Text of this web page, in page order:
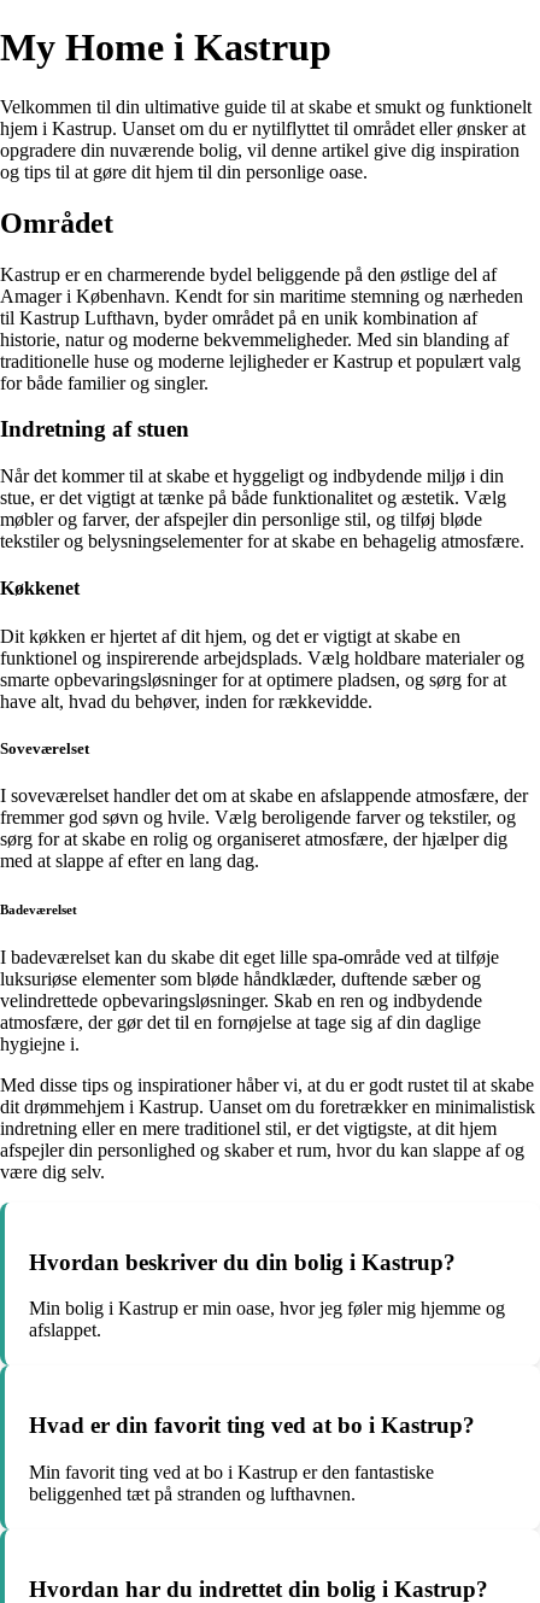
My Home i Kastrup
Velkommen til din ultimative guide til at skabe et smukt og funktionelt
hjem i Kastrup. Uanset om du er nytilflyttet til området eller ønsker at
opgradere din nuværende bolig, vil denne artikel give dig inspiration
og tips til at gøre dit hjem til din personlige oase.
Området
Kastrup er en charmerende bydel beliggende på den østlige del af
Amager i København. Kendt for sin maritime stemning og nærheden
til Kastrup Lufthavn, byder området på en unik kombination af
historie, natur og moderne bekvemmeligheder. Med sin blanding af
traditionelle huse og moderne lejligheder er Kastrup et populært valg
for både familier og singler.
Indretning af stuen
Når det kommer til at skabe et hyggeligt og indbydende miljø i din
stue, er det vigtigt at tænke på både funktionalitet og æstetik. Vælg
møbler og farver, der afspejler din personlige stil, og tilføj bløde
tekstiler og belysningselementer for at skabe en behagelig atmosfære.
Køkkenet
Dit køkken er hjertet af dit hjem, og det er vigtigt at skabe en
funktionel og inspirerende arbejdsplads. Vælg holdbare materialer og
smarte opbevaringsløsninger for at optimere pladsen, og sørg for at
have alt, hvad du behøver, inden for rækkevidde.
Soveværelset
I soveværelset handler det om at skabe en afslappende atmosfære, der
fremmer god søvn og hvile. Vælg beroligende farver og tekstiler, og
sørg for at skabe en rolig og organiseret atmosfære, der hjælper dig
med at slappe af efter en lang dag.
Badeværelset
I badeværelset kan du skabe dit eget lille spa-område ved at tilføje
luksuriøse elementer som bløde håndklæder, duftende sæber og
velindrettede opbevaringsløsninger. Skab en ren og indbydende
atmosfære, der gør det til en fornøjelse at tage sig af din daglige
hygiejne i.
Med disse tips og inspirationer håber vi, at du er godt rustet til at skabe
dit drømmehjem i Kastrup. Uanset om du foretrækker en minimalistisk
indretning eller en mere traditionel stil, er det vigtigste, at dit hjem
afspejler din personlighed og skaber et rum, hvor du kan slappe af og
være dig selv.
Hvordan beskriver du din bolig i Kastrup?
Min bolig i Kastrup er min oase, hvor jeg føler mig hjemme og
afslappet.
Hvad er din favorit ting ved at bo i Kastrup?
Min favorit ting ved at bo i Kastrup er den fantastiske
beliggenhed tæt på stranden og lufthavnen.
Hvordan har du indrettet din bolig i Kastrup?